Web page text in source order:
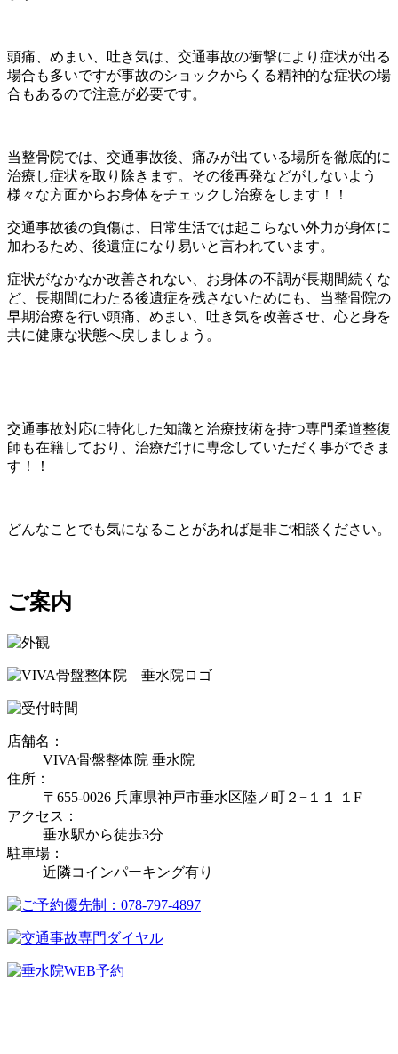
頭痛、めまい、吐き気は、交通事故の衝撃により症状が出る
場合も多いですが事故のショックからくる精神的な症状の場
合もあるので注意が必要です。
当整骨院では、交通事故後、痛みが出ている場所を徹底的に
治療し症状を取り除きます。その後再発などがしないよう
様々な方面からお身体をチェックし治療をします！！
交通事故後の負傷は、日常生活では起こらない外力が身体に
加わるため、後遺症になり易いと言われています。
症状がなかなか改善されない、お身体の不調が長期間続くな
ど、長期間にわたる後遺症を残さないためにも、当整骨院の
早期治療を行い頭痛、めまい、吐き気を改善させ、心と身を
共に健康な状態へ戻しましょう。
交通事故対応に特化した知識と治療技術を持つ専門柔道整復
師も在籍しており、治療だけに専念していただく事ができま
す！！
どんなことでも気になることがあれば是非ご相談ください。
ご案内
店舗名：
VIVA骨盤整体院 垂水院
住所：
〒655-0026 兵庫県神戸市垂水区陸ノ町２−１１ １F
アクセス：
垂水駅から徒歩3分
駐車場：
近隣コインパーキング有り